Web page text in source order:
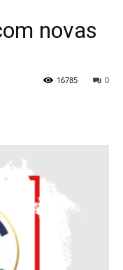
novas
0
16785